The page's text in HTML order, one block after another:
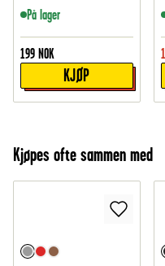
På lager
199 NOK
KJØP
Kjøpes ofte sammen med